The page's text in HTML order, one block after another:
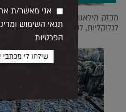
מבזק מילאנו #6: מותגים
לגלוקליות, לקיימות ולקשר בין
אני מאשר/ת
תנאי השימוש
הפרטיות